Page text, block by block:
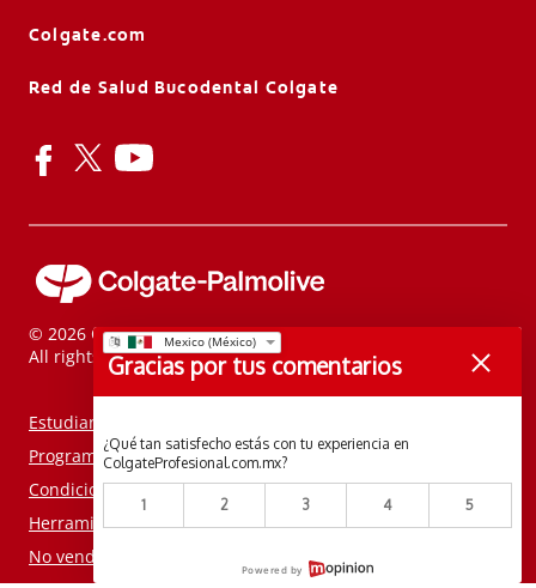
Colgate.com
Red de Salud Bucodental Colgate
© 2026 Colgate-Palmolive Company.
All rights reserved.
Estudiantes
Programas Comunitarios
Condiciones de venta
Herramienta de consentimiento de cookies
No vender mi información personal
Gracias por tus comentarios
¿Qué tan satisfecho estás con tu experiencia en
ColgateProfesional.com.mx?
1 2 3 4 5
Powered by